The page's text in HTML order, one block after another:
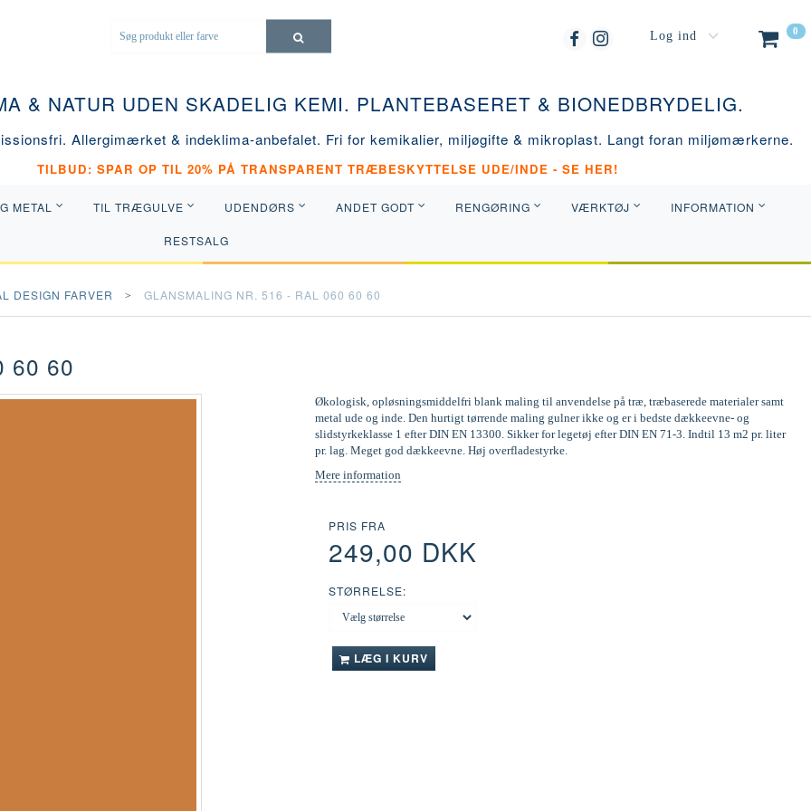
0
Log ind
& NATUR UDEN SKADELIG KEMI. PLANTEBASERET & BIONEDBRYDELIG.
Allergimærket & indeklima-anbefalet. Fri for kemikalier, miljøgifte & mikroplast. Langt foran miljømærkerne.
TILBUD: SPAR OP TIL 20% PÅ TRANSPARENT TRÆBESKYTTELSE UDE/INDE - SE HER!
METAL TIL TRÆGULVE UDENDØRS ANDET GODT RENGØRING VÆRKTØJ INFORMATION
RESTSALG
DESIGN FARVER GLANSMALING NR. 516 - RAL 060 60 60
60 60
Økologisk, opløsningsmiddelfri blank maling til anvendelse på træ, træbaserede materialer samt
metal ude og inde. Den hurtigt tørrende maling gulner ikke og er i bedste dækkeevne- og
slidstyrkeklasse 1 efter DIN EN 13300. Sikker for legetøj efter DIN EN 71-3. Indtil 13 m2 pr. liter
pr. lag. Meget god dækkeevne. Høj overfladestyrke.
Mere information
PRIS FRA
249,00 DKK
STØRRELSE:
LÆG I KURV